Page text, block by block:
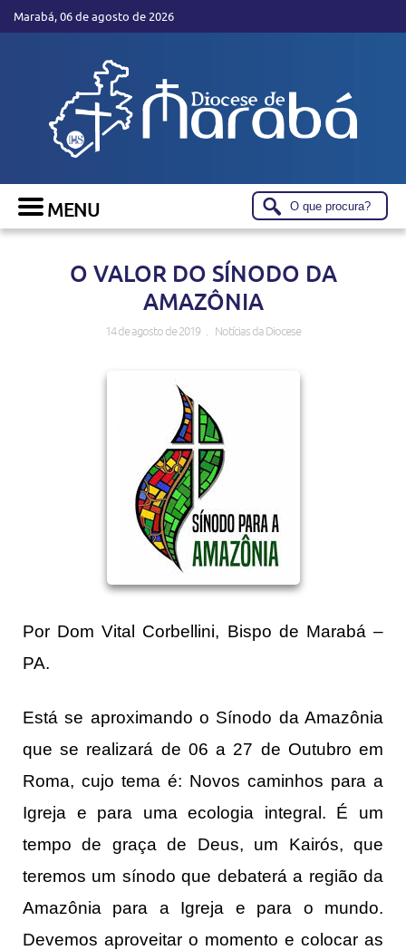
Marabá, 06 de agosto de 2026
O VALOR DO SÍNODO DA
AMAZÔNIA
14 de agosto de 2019 . Notícias da Diocese
Por Dom Vital Corbellini, Bispo de Marabá –
PA.
Está se aproximando o Sínodo da Amazônia
que se realizará de 06 a 27 de Outubro em
Roma, cujo tema é: Novos caminhos para a
Igreja e para uma ecologia integral. É um
tempo de graça de Deus, um Kairós, que
teremos um sínodo que debaterá a região da
Amazônia para a Igreja e para o mundo.
Devemos aproveitar o momento e colocar as